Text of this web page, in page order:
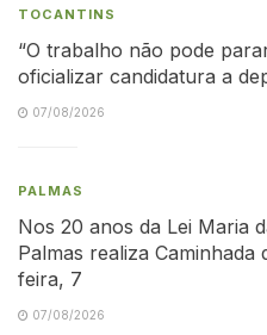
TOCANTINS
“O trabalho não pode
oficializar candidatura a
07/08/2026
PALMAS
Nos 20 anos da Lei Maria
Palmas realiza
feira, 7
07/08/2026